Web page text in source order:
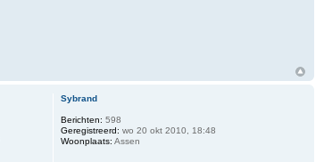
Sybrand
Berichten: 598
Geregistreerd: wo 20 okt 2010, 18:48
Woonplaats: Assen